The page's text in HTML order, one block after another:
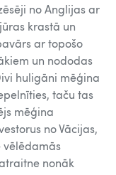
no Anglijas ar
krastā un
ar topošo
un nododas
huligāni mēģina
taču tas
mēģina
no Vācijas,
vēlēdamās
nonāk